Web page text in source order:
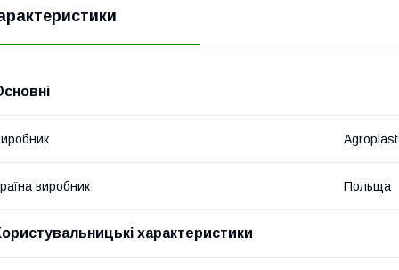
Agroplast
виробник Польща
характеристики